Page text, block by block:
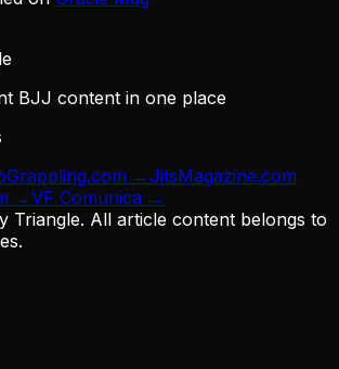
BJJ content in one place
→JitsMagazine.com
→VF Comunica →
Triangle. All article content belongs to